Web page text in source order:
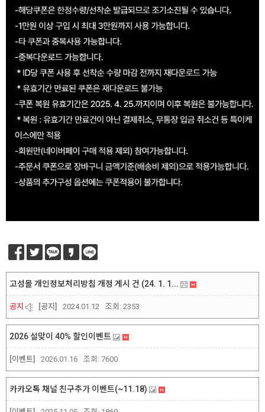
공지 [공지]
고성몰 개인정보처리방침 개정 게시 건 (24. 1. 1...
2024.01.12 조회: 2353
[이벤트]
2026 설맞이 40% 할인이벤트
2026.01.16 조회: 7600
카카오톡 채널 친구추가 이벤트(~11.18)